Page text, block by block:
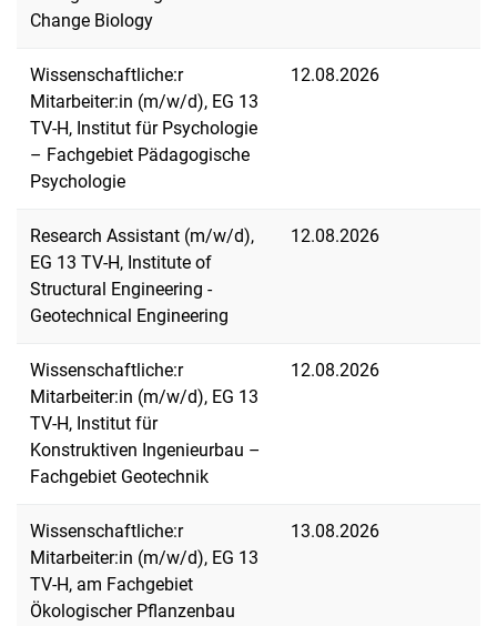
Change Biology
Wissenschaftliche:r
Mitarbeiter:in (m/w/d), EG 13
TV-H, Institut für Psychologie
– Fachgebiet Pädagogische
Psychologie
12.08.2026
Research Assistant (m/w/d),
EG 13 TV-H, Institute of
Structural Engineering -
Geotechnical Engineering
12.08.2026
Wissenschaftliche:r
Mitarbeiter:in (m/w/d), EG 13
TV-H, Institut für
Konstruktiven Ingenieurbau –
Fachgebiet Geotechnik
12.08.2026
Wissenschaftliche:r
Mitarbeiter:in (m/w/d), EG 13
TV-H, am Fachgebiet
Ökologischer Pflanzenbau
13.08.2026